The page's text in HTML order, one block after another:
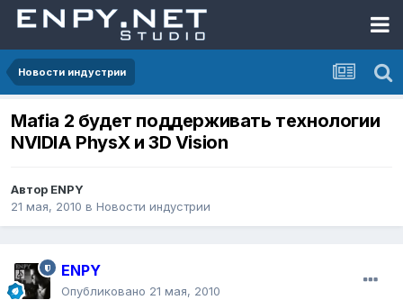
Новости индустрии
Mafia 2 будет поддерживать технологии
NVIDIA PhysX и 3D Vision
Автор ENPY
21 мая, 2010 в Новости индустрии
ENPY
Опубликовано 21 мая, 2010